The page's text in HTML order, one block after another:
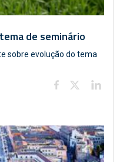
de seminário
sobre evolução do tema